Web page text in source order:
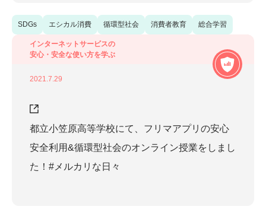
SDGs エシカル消費 循環型社会 消費者教育 総合学習
インターネットサービスの
安心・安全な使い方を学ぶ
2021.7.29
都立小笠原高等学校にて、フリマアプリの安心
安全利用&循環型社会のオンライン授業をしまし
た！#メルカリな日々